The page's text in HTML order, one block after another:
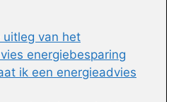
uitleg van het
energiebesparing
ik een energieadvies